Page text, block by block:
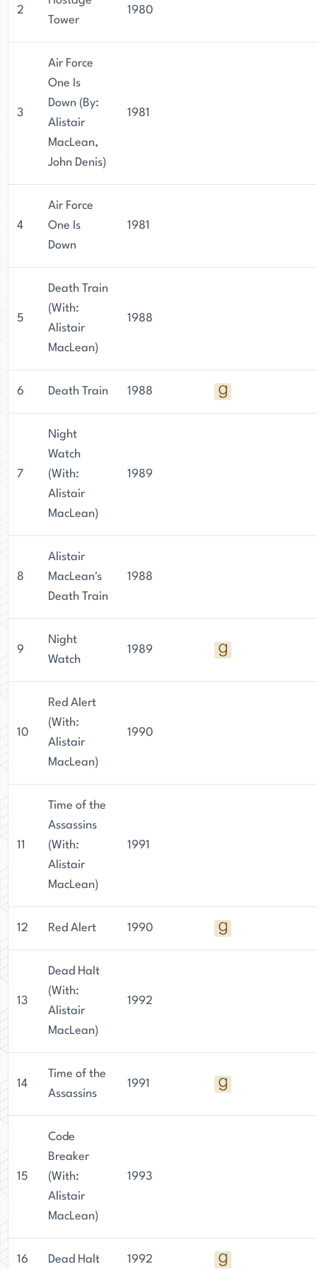
2
Tower
1980
3
Air Force
One Is
Down (By:
Alistair
MacLean,
John Denis)
1981
4
Air Force
One Is
Down
1981
5
Death Train
(With:
Alistair
MacLean)
1988
6 Death Train 1988
7
Night
Watch
(With:
Alistair
MacLean)
1989
8
Alistair
MacLean's
Death Train
1988
9
Night
Watch
1989
10
Red Alert
(With:
Alistair
MacLean)
1990
11
Time of the
Assassins
(With:
Alistair
MacLean)
1991
12 Red Alert 1990
13
Dead Halt
(With:
Alistair
MacLean)
1992
14
Time of the
Assassins
1991
15
Code
Breaker
(With:
Alistair
MacLean)
1993
16 Dead Halt 1992